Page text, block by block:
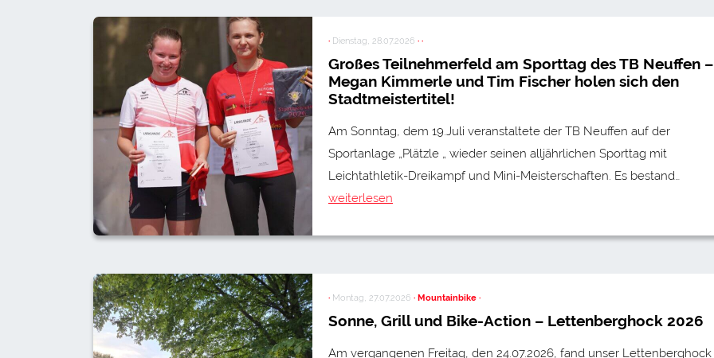
·Dienstag, 28.07.2026 · ·
Großes Teilnehmerfeld am Sporttag des TB Neuffen –
Megan Kimmerle und Tim Fischer holen sich den
Stadtmeistertitel!
Am Sonntag, dem 19.Juli veranstaltete der TB Neuffen auf der
Sportanlage „Plätzle „ wieder seinen alljährlichen Sporttag mit
Leichtathletik-Dreikampf und Mini-Meisterschaften. Es bestand…
weiterlesen
·Montag, 27.07.2026 · Mountainbike ·
Sonne, Grill und Bike-Action – Lettenberghock 2026
Am vergangenen Freitag, den 24.07.2026, fand unser